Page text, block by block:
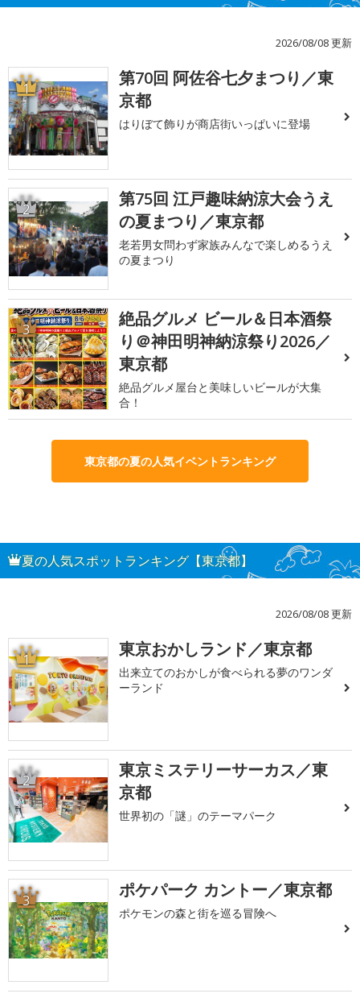
2026/08/08 更新
1
第70回 阿佐谷七夕まつり／東
京都
はりぼて飾りが商店街いっぱいに登場
2
第75回 江戸趣味納涼大会うえ
の夏まつり／東京都
老若男女問わず家族みんなで楽しめるうえ
の夏まつり
3
絶品グルメ ビール＆日本酒祭
り＠神田明神納涼祭り2026／
東京都
絶品グルメ屋台と美味しいビールが大集
合！
東京都の夏の人気イベントランキング
夏の人気スポットランキング【東京都】
2026/08/08 更新
1 東京おかしランド／東京都
出来立てのおかしが食べられる夢のワンダ
ーランド
2
東京ミステリーサーカス／東
京都
世界初の「謎」のテーマパーク
3 ポケパーク カントー／東京都
ポケモンの森と街を巡る冒険へ